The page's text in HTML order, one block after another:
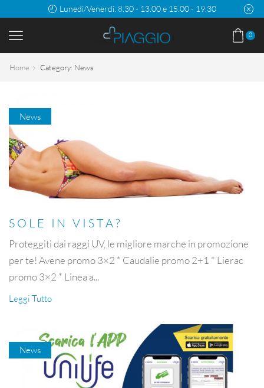
Lunedì/Venerdì: 8.30 - 13.00 e 15.00 - 19.30
0
Home Category: News
News
SOLE IN VISTA?
Proteggiti dai raggi UV, le migliore marche in promozione
per te! Avene promo 3×2 * Caudalie promo 2+1 * Lierac
promo 3×2 * Linea a...
Leggi Tutto
News